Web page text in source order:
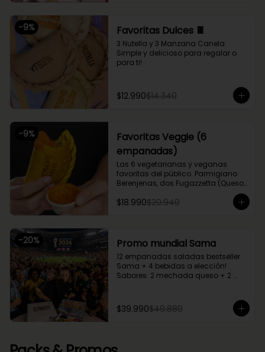
-9% Favoritas Dulces 🍫
3 Nutella y 3 Manzana Canela.
Simple y delicioso para regalar o
para ti!
$12.990$14.340
-9%
Favoritas Veggie (6
empanadas)
Las 6 vegetarianas y veganas
favoritas del público. Parmigiano
Berenjenas, dos Fugazzetta (Queso
Chupe Palmitos, Margherita. Una
caja perfecta para compartir entre
$18.990$20.940
-20% Promo mundial Sama
12 empanadas saladas bestseller
Sama + 4 bebidas a elección!
Sabores: 2 mechada queso + 2
palmitos
$39.990$49.880